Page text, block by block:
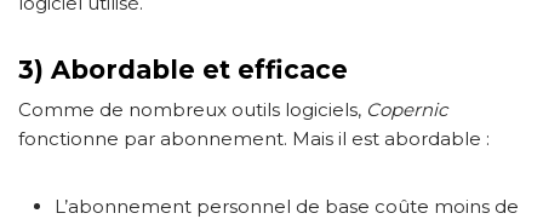
3) Abordable et efficace
Comme de nombreux outils logiciels, Copernic
fonctionne par abonnement. Mais il est abordable :
L’abonnement personnel de base coûte moins de